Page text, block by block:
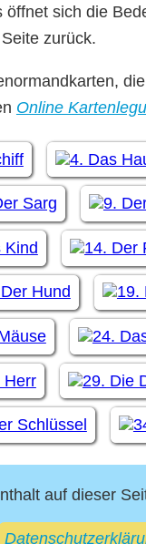
auf dieser
sich die
zurück.
Online